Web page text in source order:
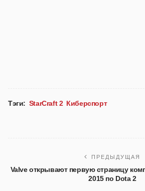
Тэги: StarCraft 2 Киберспорт
ПРЕДЫДУЩАЯ
Valve открывают первую страницу
2015 по Dota 2